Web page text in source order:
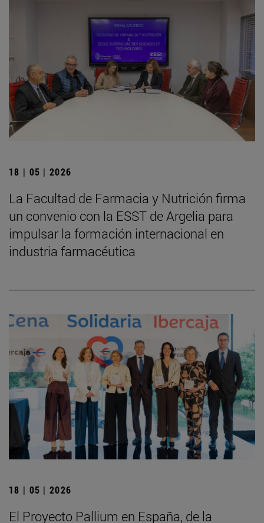
18 | 05 | 2026
La Facultad de Farmacia y Nutrición firma
un convenio con la ESST de Argelia para
impulsar la formación internacional en
industria farmacéutica
18 | 05 | 2026
El Proyecto Pallium en España, de la